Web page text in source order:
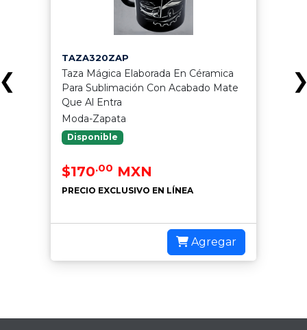
TAZA320ZAP
Taza Mágica Elaborada En Céramica
Para Sublimación Con Acabado Mate
Que Al Entra
Moda-Zapata
Disponible
$170.00 MXN
PRECIO EXCLUSIVO EN LÍNEA
Agregar